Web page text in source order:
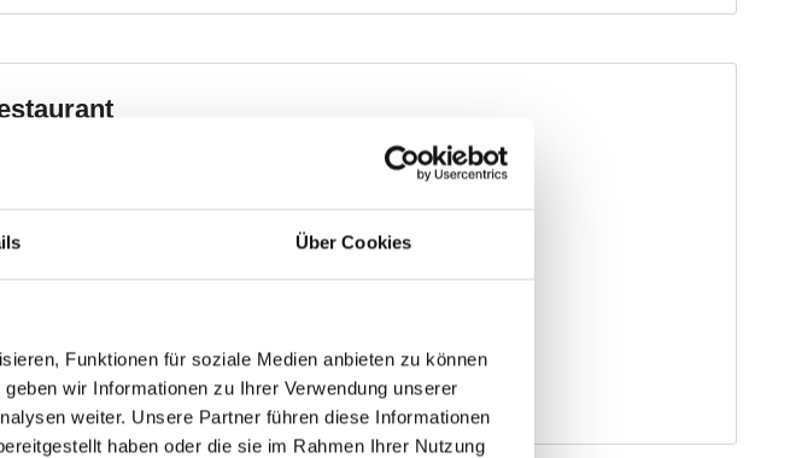
Über Cookies
Funktionen für soziale Medien anbieten zu können
wir Informationen zu Ihrer Verwendung unserer
weiter. Unsere Partner führen diese Informationen
haben oder die sie im Rahmen Ihrer Nutzung